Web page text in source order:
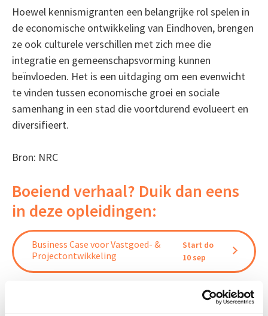
Hoewel kennismigranten een belangrijke rol spelen in
de economische ontwikkeling van Eindhoven, brengen
ze ook culturele verschillen met zich mee die
integratie en gemeenschapsvorming kunnen
beïnvloeden. Het is een uitdaging om een evenwicht
te vinden tussen economische groei en sociale
samenhang in een stad die voortdurend evolueert en
diversifieert.
Bron: NRC
Boeiend verhaal? Duik dan eens
in deze opleidingen:
Business Case voor Vastgoed- &
Projectontwikkeling
Start do
10 sep
Start wo 16 sep